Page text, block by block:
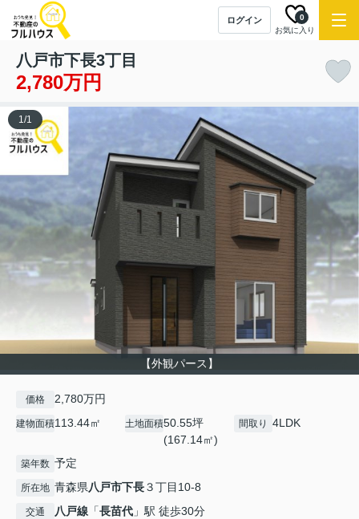
ログイン
お気に入り
0
八戸市下長3丁目
2,780万円
【外観パース】
1/1
価格 2,780万円
建物面積113.44㎡ 土地面積50.55坪
(167.14㎡)
間取り 4LDK
築年数 予定
所在地 青森県八戸市下長３丁目10-8
交通 八戸線 「長苗代 」駅 徒歩30分